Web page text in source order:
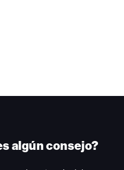
algún consejo?